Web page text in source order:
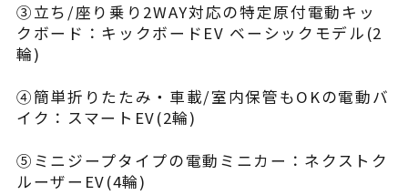
③立ち/座り乗り2WAY対応の特定原付電動キッ
クボード：キックボードEV ベーシックモデル(2
輪)
④簡単折りたたみ・車載/室内保管もOKの電動バ
イク：スマートEV(2輪)
⑤ミニジープタイプの電動ミニカー：ネクストク
ルーザーEV(4輪)